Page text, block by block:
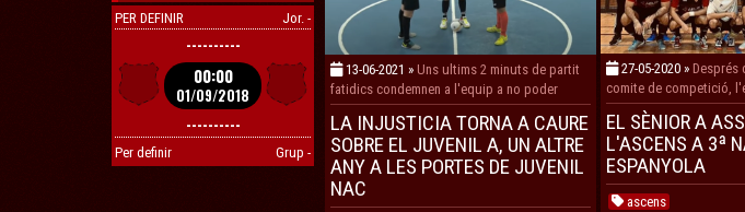
PER DEFINIR Jor. -
----------
00:00
01/09/2018
----------
Per definir Grup -
13-06-2021 » Uns ultims 2 minuts de partit
fatidics condemnen a l'equip a no poder
asolir la màxima categoria Nacional
LA INJUSTICIA TORNA A CAURE
SOBRE EL JUVENIL A, UN ALTRE
ANY A LES PORTES DE JUVENIL
NAC
27-05-2020 » Després
comite de competició,
plaça a la categoria
EL SÈNIOR A
L'ASCENS A 3ª
ESPANYOLA
ascens